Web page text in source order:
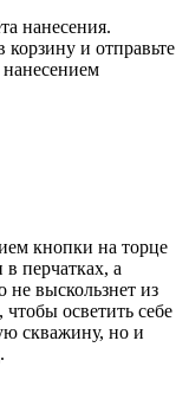
нанесения.
и отправьте
нанесением
кнопки на торце
перчатках, а
не выскользнет из
осветить себе
скважину, но и